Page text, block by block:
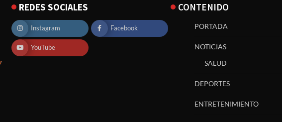
REDES SOCIALES
Instagram Facebook
YouTube
CONTENIDO
PORTADA
NOTICIAS
SALUD
DEPORTES
ENTRETENIMIENTO